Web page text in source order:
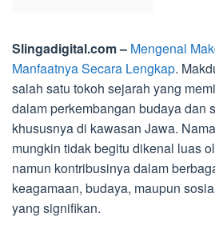
Slingadigital.com – Mengenal
Manfaatnya Secara Lengkap.
salah satu tokoh sejarah yang
dalam perkembangan budaya dan
khususnya di kawasan Jawa.
mungkin tidak begitu dikenal luas
namun kontribusinya dalam
keagamaan, budaya, maupun
yang signifikan.